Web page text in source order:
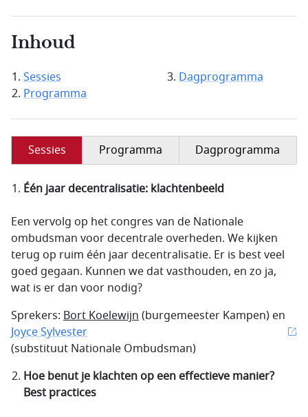
Inhoud
Sessies
Programma
Dagprogramma
Sessies Programma Dagprogramma
Één jaar decentralisatie: klachtenbeeld
Een vervolg op het congres van de Nationale
ombudsman voor decentrale overheden. We kijken
terug op ruim één jaar decentralisatie. Er is best veel
goed gegaan. Kunnen we dat vasthouden, en zo ja,
wat is er dan voor nodig?
Sprekers: Bort Koelewijn(burgemeester Kampen) en
Joyce Sylvester
(substituut Nationale Ombudsman)
Hoe benut je klachten op een effectieve manier?
Best practices